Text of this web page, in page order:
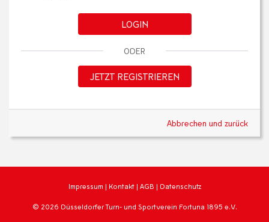
LOGIN
ODER
JETZT REGISTRIEREN
Abbrechen und zurück
Impressum | Kontakt | AGB | Datenschutz
© 2026 Düsseldorfer Turn- und Sportverein Fortuna 1895 e.V.